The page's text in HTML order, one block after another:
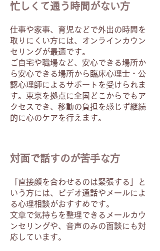
忙しくて通う時間がない方
仕事や家事、育児などで外出の時間を
取りにくい方には、オンラインカウン
セリングが最適です。
ご自宅や職場など、安心できる場所か
ら安心できる場所から臨床心理士・公
認心理師によるサポートを受けられま
す。東京を拠点に全国どこからでもア
クセスでき、移動の負担を感じず継続
的に心のケアを行えます。
対面で話すのが苦手な方
「直接顔を合わせるのは緊張する」と
いう方には、ビデオ通話やメールによ
る心理相談がおすすめです。
文章で気持ちを整理できるメールカウ
ンセリングや、音声のみの面談にも対
応しています。